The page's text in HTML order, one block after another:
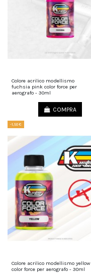
Colore acrilico modellismo
fuchsia pink color force per
aerografo - 30ml
COMPRA
-1,50 €
Colore acrilico modellismo yellow
color force per aerografo - 30ml